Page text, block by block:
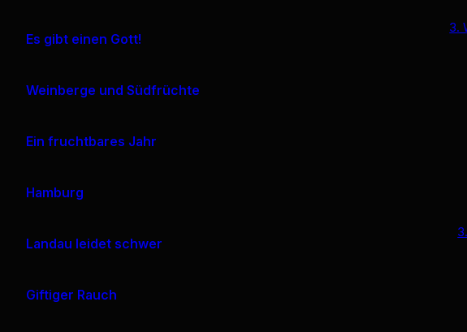
Es gibt einen Gott!
3.
Weinberge und Südfrüchte
Ein fruchtbares Jahr
Hamburg
Landau leidet schwer
Giftiger Rauch